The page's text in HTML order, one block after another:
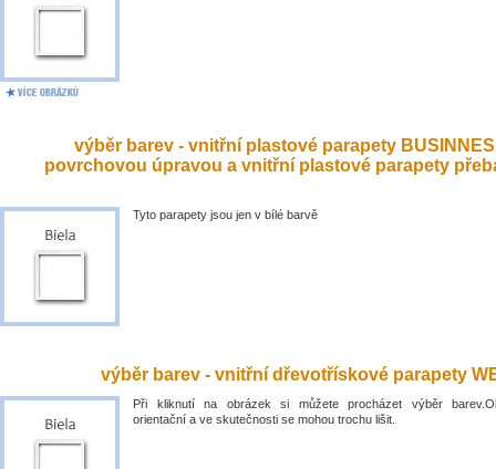
výběr barev - vnitřní plastové parapety
povrchovou úpravou a vnitřní plastové parapety
Tyto parapety jsou jen v bílé barvě
výběr barev - vnitřní dřevotřískové parapety
Při kliknutí na obrázek si můžete procházet výběr
orientační a ve skutečnosti se mohou trochu lišit.